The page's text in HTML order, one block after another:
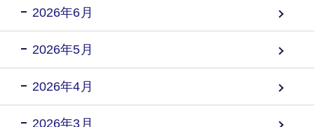
2026年6月
2026年5月
2026年4月
2026年3月